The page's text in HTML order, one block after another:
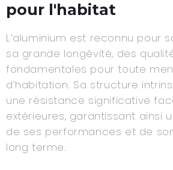
pour l'habitat
L’aluminium est reconnu pour
sa grande longévité, des
fondamentales pour toute
d’habitation. Sa structure
une résistance significative
extérieures, garantissant ainsi
de ses performances et de
long terme.